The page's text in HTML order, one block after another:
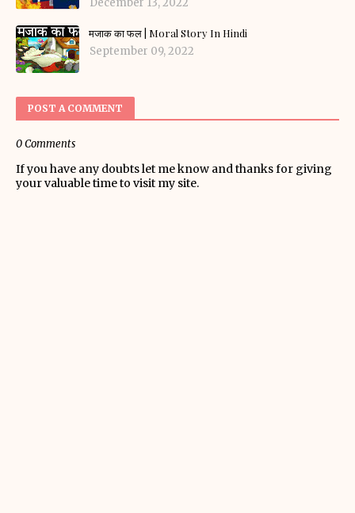
मजाक का फल | Moral Story In Hindi
September 09, 2022
POST A COMMENT
0 Comments
If you have any doubts let me know and thanks for giving
your valuable time to visit my site.